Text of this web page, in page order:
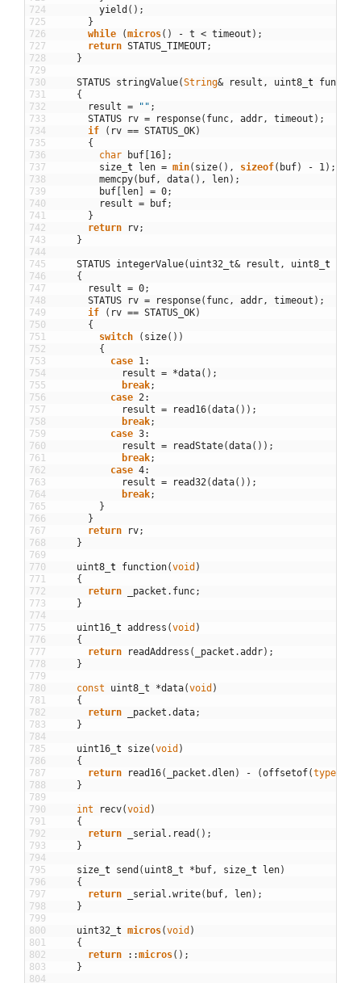
724
725
726
727
728
729
730
731
732
733
734
735
736
737
738
739
740
741
742
743
744
745
746
747
748
749
750
751
752
753
754
755
756
757
758
759
760
761
762
763
764
765
766
767
768
769
770
771
772
773
774
775
776
777
778
779
780
781
782
783
784
785
786
787
788
789
790
791
792
793
794
795
796
797
798
799
800
801
802
803
804
yield ( ) ;
}
while
(micros( ) - t < timeout ) ;
return STATUS_TIMEOUT;
}
STATUS stringValue(String& result , uint8 t func
{
result = "" ;
STATUS
rv = response( func, addr, timeout ) ;
if
( rv == STATUS_OK)
{
char
buf 16
;
size t len = min( size( ) , sizeof( buf) - 1) ;
memcpy( buf, data( ) , len) ;
buf
len = 0;
result = buf;
}
return
rv;
}
STATUS integerValue( uint32_t& result , uint8 t
{
result = 0;
STATUS
rv = response( func, addr, timeout ) ;
if
( rv == STATUS_OK)
{
switch
( size( ) )
{
case 1:
result = *data( ) ;
break;
case 2:
result = read16(data( ) ) ;
break;
case 3:
result = readState(data( ) ) ;
break;
case 4:
result = read32(data( ) ) ;
break;
}
}
return
rv;
}
uint8 t function(void )
{
return
_packet . func;
}
uint16 t address (void )
{
return
readAddress ( _packet .addr) ;
}
const uint8_t *data(void )
{
return
_packet .data;
}
uint16 t size(void )
{
return
read16( _packet .dlen) - (offsetof(typeof
}
int recv(void )
{
return
_serial . read ( ) ;
}
size t send ( uint8_t * buf, size t len)
{
return
_serial .write( buf, len) ;
}
uint32 t micros(void )
{
return
::micros( ) ;
}